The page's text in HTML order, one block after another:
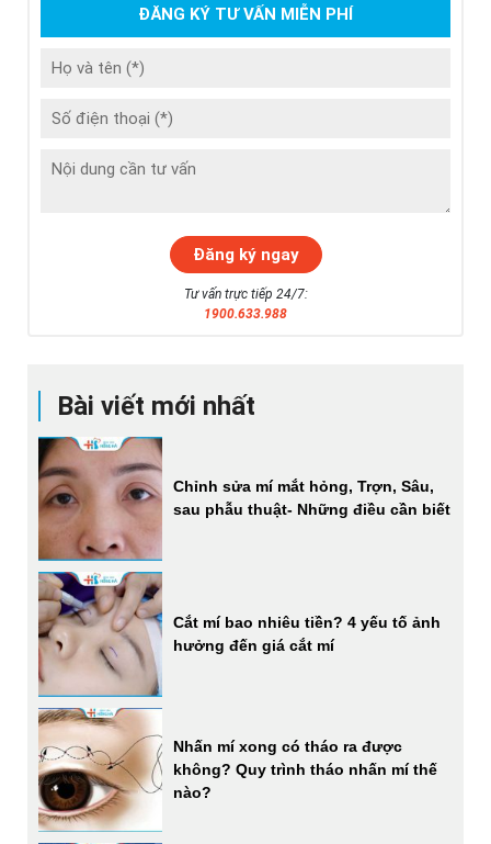
Bài viết mới nhất
Chỉnh sửa mí mắt hỏng, Trợn, Sâu,
sau phẫu thuật- Những điều cần biết
Cắt mí bao nhiêu tiền? 4 yếu tố ảnh
hưởng đến giá cắt mí
Nhấn mí xong có tháo ra được
không? Quy trình tháo nhấn mí thế
nào?
ĐĂNG KÝ TƯ VẤN MIỄN PHÍ
Tư vấn trực tiếp 24/7:
1900.633.988